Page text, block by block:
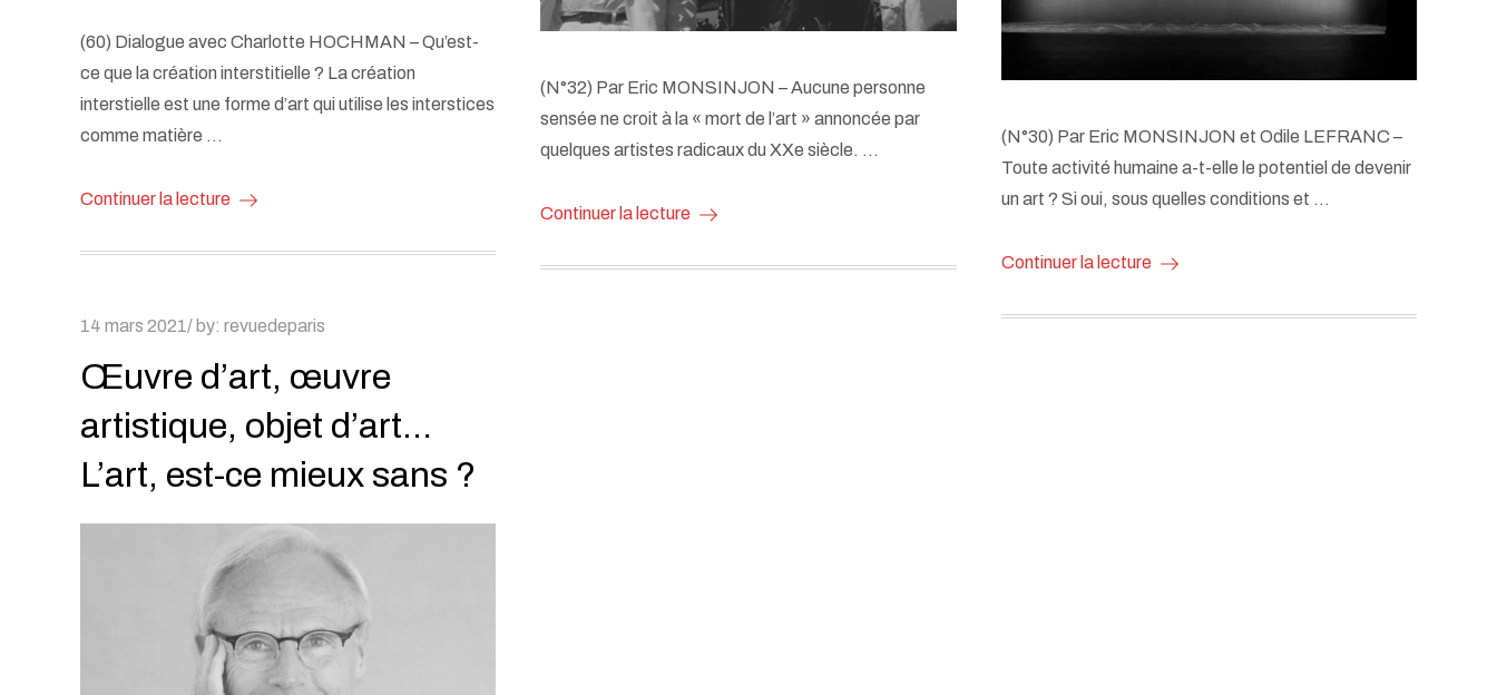
(60) Dialogue avec Charlotte HOCHMAN – Qu’est-
ce que la création interstitielle ? La création
interstielle est une forme d’art qui utilise les interstices
comme matière …
Continuer la lecture
(N°32) Par Eric MONSINJON – Aucune personne
sensée ne croit à la « mort de l’art » annoncée par
quelques artistes radicaux du XXe siècle. …
Continuer la lecture
(N°30) Par Eric MONSINJON et Odile LEFRANC –
Toute activité humaine a-t-elle le potentiel de devenir
un art ? Si oui, sous quelles conditions et …
Continuer la lecture
Posted
14 mars 2021 by: revuedeparis
Œuvre d’art, œuvre
artistique, objet d’art…
L’art, est-ce mieux sans ?